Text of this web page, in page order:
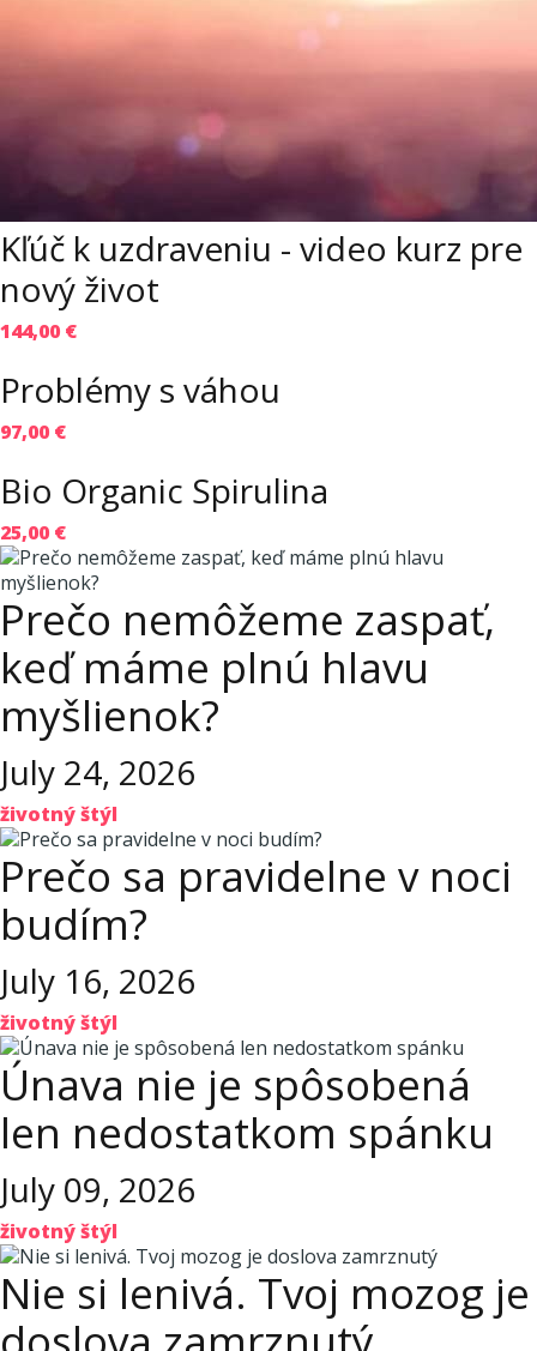
Kľúč k uzdraveniu - video kurz pre
nový život
144,00 €
Problémy s váhou
97,00 €
Bio Organic Spirulina
25,00 €
Prečo nemôžeme zaspať,
keď máme plnú hlavu
myšlienok?
July 24, 2026
životný štýl
Prečo sa pravidelne v noci
budím?
July 16, 2026
životný štýl
Únava nie je spôsobená
len nedostatkom spánku
July 09, 2026
životný štýl
Nie si lenivá. Tvoj mozog je